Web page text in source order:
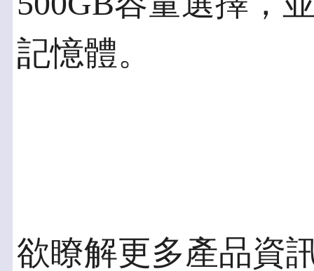
記憶體。
欲瞭解更多產品資